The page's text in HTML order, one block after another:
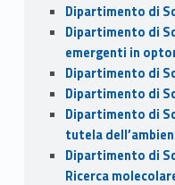
Dipartimento di
Dipartimento di
emergenti in
Dipartimento di
Dipartimento di
Dipartimento di
tutela
Dipartimento di
Ricerca